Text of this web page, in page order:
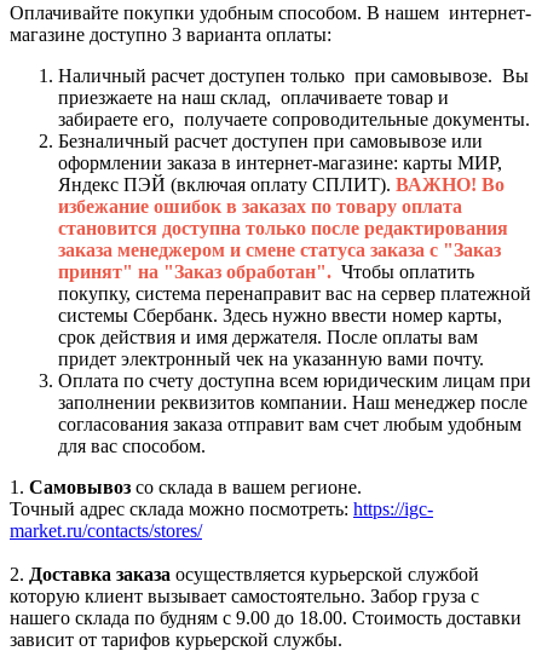
Оплачивайте покупки удобным способом. В нашем интернет-
магазине доступно 3 варианта оплаты:
Наличный расчет доступен только при самовывозе. Вы
приезжаете на наш склад, оплачиваете товар и
забираете его, получаете сопроводительные документы.
Безналичный расчет доступен при самовывозе или
оформлении заказа в интернет-магазине: карты МИР,
Яндекс ПЭЙ (включая оплату СПЛИТ). ВАЖНО! Во
избежание ошибок в заказах по товару оплата
становится доступна только после редактирования
заказа менеджером и смене статуса заказа с "Заказ
принят" на "Заказ обработан". Чтобы оплатить
покупку, система перенаправит вас на сервер платежной
системы Сбербанк. Здесь нужно ввести номер карты,
срок действия и имя держателя. После оплаты вам
придет электронный чек на указанную вами почту.
Оплата по счету доступна всем юридическим лицам при
заполнении реквизитов компании. Наш менеджер после
согласования заказа отправит вам счет любым удобным
для вас способом.
1. Самовывоз со склада в вашем регионе.
Точный адрес склада можно посмотреть: https://igc-
market.ru/contacts/stores/
2. Доставка заказа осуществляется курьерской службой
которую клиент вызывает самостоятельно. Забор груза с
нашего склада по будням с 9.00 до 18.00. Стоимость доставки
зависит от тарифов курьерской службы.